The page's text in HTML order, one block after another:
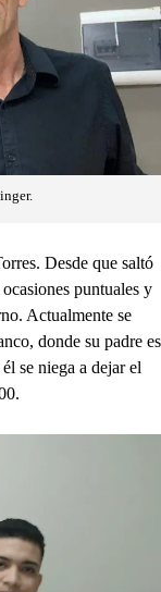
Desde que saltó
puntuales y
Actualmente se
donde su padre es
se niega a dejar el